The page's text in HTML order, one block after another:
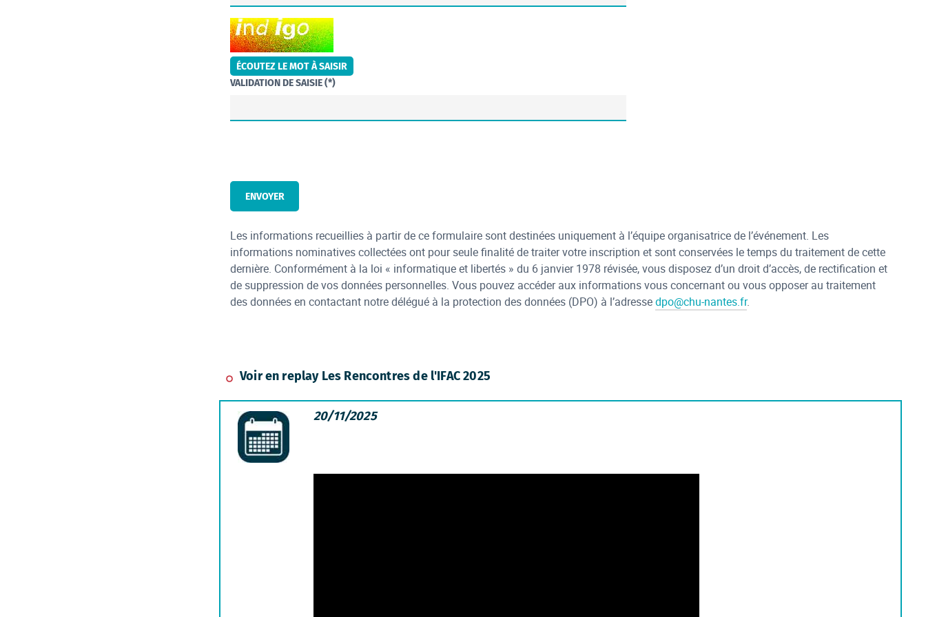
CHAMP POUR LES ROBOTS. SI VOUS ÊTES HUMAINS, MERCI DE LE LAISSER VIDE.
ÉCOUTEZ LE MOT À SAISIR
VALIDATION DE SAISIE (*)
Les informations recueillies à partir de ce formulaire sont destinées uniquement à l’équipe organisatrice de l’événement. Les
informations nominatives collectées ont pour seule finalité de traiter votre inscription et sont conservées le temps du traitement de cette
dernière. Conformément à la loi « informatique et libertés » du 6 janvier 1978 révisée, vous disposez d’un droit d’accès, de rectification et
de suppression de vos données personnelles. Vous pouvez accéder aux informations vous concernant ou vous opposer au traitement
des données en contactant notre délégué à la protection des données (DPO) à l’adressedpo@chu-nantes.fr.
Voir en replay Les Rencontres de l'IFAC 2025
Icones-agenda
20/11/2025